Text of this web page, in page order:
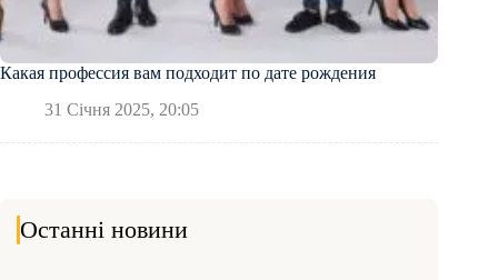
Какая профессия вам подходит по дате рождения
31 Січня 2025, 20:05
Останні новини